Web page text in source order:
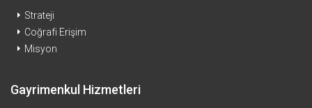
Strateji
Coğrafi Erişim
Misyon
Gayrimenkul Hizmetleri